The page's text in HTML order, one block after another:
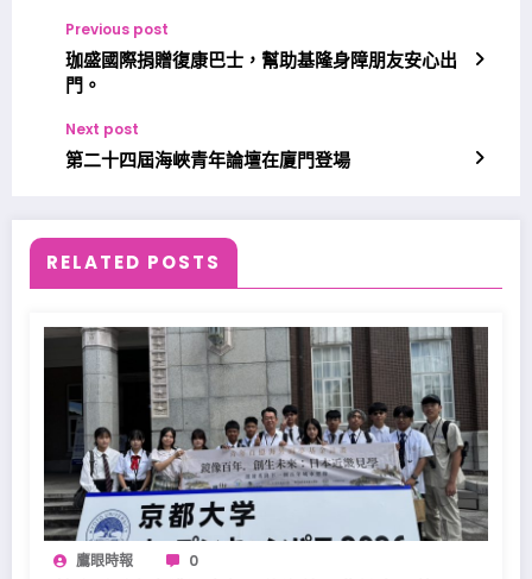
Previous post
珈盛國際捐贈復康巴士，幫助基隆身障朋友安心出
門。
Next post
第二十四屆海峽青年論壇在廈門登場
RELATED POSTS
鷹眼時報 0